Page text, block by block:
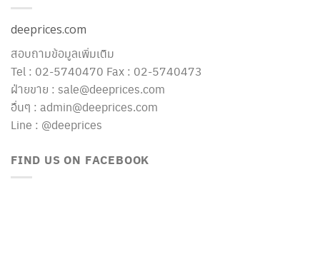
deeprices.com
สอบถามข้อมูลเพิ่มเติม
Tel : 02-5740470 Fax : 02-5740473
ฝ่ายขาย : sale@deeprices.com
อื่นๆ : admin@deeprices.com
Line : @deeprices
FIND US ON FACEBOOK